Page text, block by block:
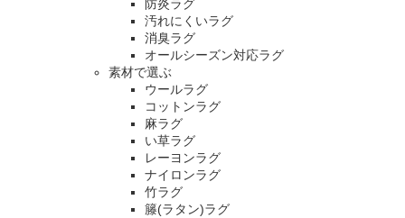
防炎ラグ
汚れにくいラグ
消臭ラグ
オールシーズン対応ラグ
素材で選ぶ
ウールラグ
コットンラグ
麻ラグ
い草ラグ
レーヨンラグ
ナイロンラグ
竹ラグ
籐(ラタン)ラグ